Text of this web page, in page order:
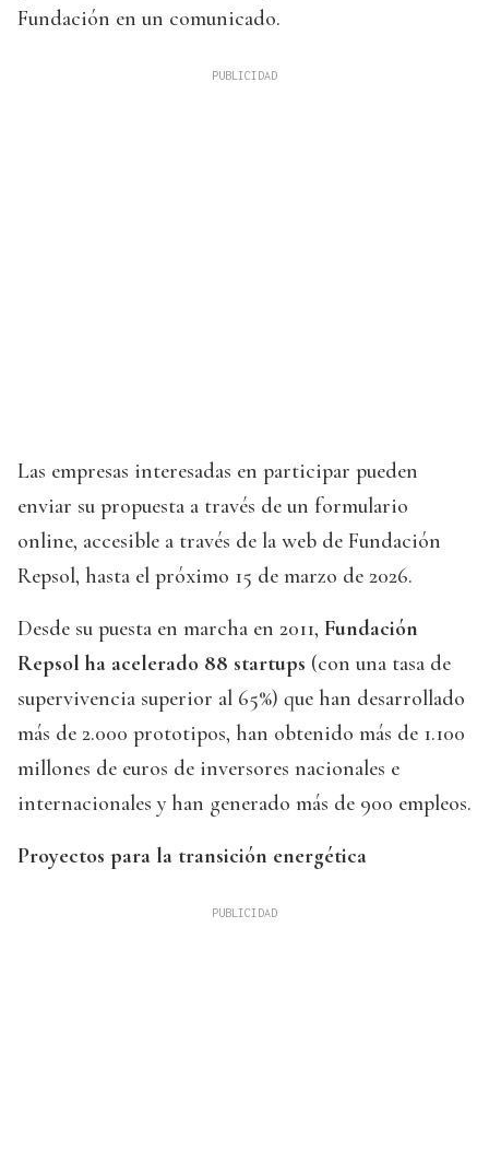
Fundación en un comunicado.
Las empresas interesadas en participar pueden
enviar su propuesta a través de un formulario
online, accesible a través de la web de Fundación
Repsol, hasta el próximo 15 de marzo de 2026.
Desde su puesta en marcha en 2011, Fundación
Repsol ha acelerado 88 startups (con una tasa de
supervivencia superior al 65%) que han desarrollado
más de 2.000 prototipos, han obtenido más de 1.100
millones de euros de inversores nacionales e
internacionales y han generado más de 900 empleos.
Proyectos para la transición energética